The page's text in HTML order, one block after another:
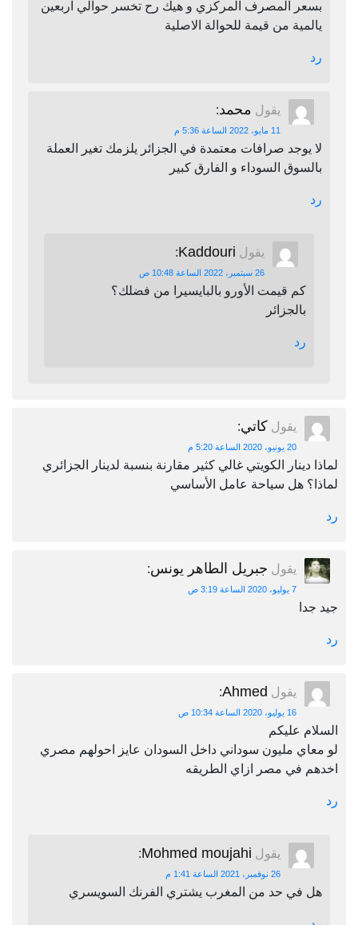
بسعر المصرف المركزي و هيك رح تخسر حوالي اربعين
يالمية من قيمة للحوالة الاصلية
رد
يقول محمد:
11 مايو، 2022 الساعة 5:36 م
لا يوجد صرافات معتمدة في الجزائر يلزمك تغير العملة
بالسوق السوداء و الفارق كبير
رد
يقول Kaddouri
:
26 سبتمبر، 2022 الساعة 10:48 ص
كم قيمت الأورو بالبايسيرا من فضلك؟
بالجزائر
رد
يقول كاتي:
20 يونيو، 2020 الساعة 5:20 م
لماذا دينار الكويتي غالي كثير مقارنة بنسبة لدينار الجزائري
لماذا؟ هل سياحة عامل الأساسي
رد
يقول جبريل الطاهر يونس:
7 يوليو، 2020 الساعة 3:19 ص
جيد جدا
رد
يقول Ahmed
:
16 يوليو، 2020 الساعة 10:34 ص
السلام عليكم
لو معاي مليون سوداني داخل السودان عايز احولهم مصري
اخدهم في مصر ازاي الطريقه
رد
يقول Mohmed moujahi
:
26 نوفمبر، 2021 الساعة 1:41 م
هل في حد من المغرب يشتري الفرنك السويسري